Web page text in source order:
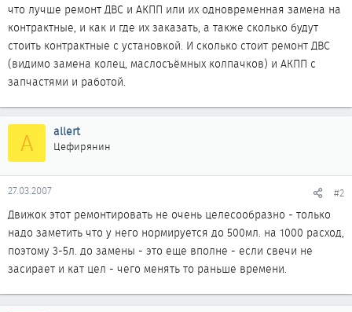
что лучше ремонт ДВС и АКПП или их одновременная замена на
контрактные, и как и где их заказать, а также сколько будут
стоить контрактные с установкой. И сколько стоит ремонт ДВС
(видимо замена колец, маслосъёмных колпачков) и АКПП с
запчастями и работой.
A allert
Цефирянин
27.03.2007 #2
Движок этот ремонтировать не очень целесообразно - только
надо заметить что у него нормируется до 500мл. на 1000 расход,
поэтому 3-5л. до замены - это еще вполне - если свечи не
засирает и кат цел - чего менять то раньше времени.